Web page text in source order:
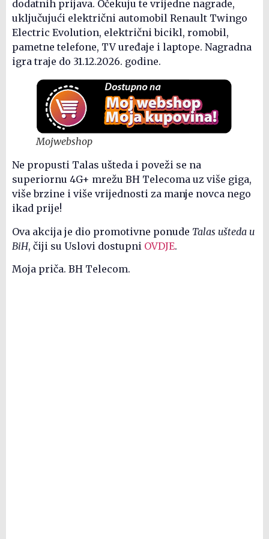
dodatnih prijava. Očekuju te vrijedne nagrade,
uključujući električni automobil Renault Twingo
Electric Evolution, električni bicikl, romobil,
pametne telefone, TV uređaje i laptope. Nagradna
igra traje do 31.12.2026. godine.
Mojwebshop
Ne propusti Talas ušteda i poveži se na
superiornu 4G+ mrežu BH Telecoma uz više giga,
više brzine i više vrijednosti za manje novca nego
ikad prije!
Ova akcija je dio promotivne ponude Talas ušteda u
BiH, čiji su Uslovi dostupni OVDJE.
Moja priča. BH Telecom.